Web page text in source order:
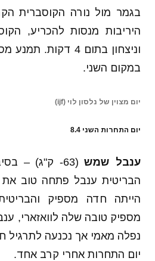
בגמר מול נורה הקוסברית
היריבות מנסות להכריע,
וניצחון בתום 4
במקום השני.
יום מצוין של נלסון לוי (ijf)
יום התחרות השני 8.4
ענבל שמש
(63- ק"ג) –
הבריטית ענבל פתחה טוב
הייתה חדה מספיק
מספיק טובה שלה לוואזארי,
נפלה מאמי אך נכנעה לתרגיל
יום התחרות אחרי קרב אחד.